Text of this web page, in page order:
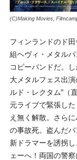
(C)Making Movies,
フィンランドのド
組ヘヴィ・メタル
コピーバンドだ。
大メタルフェス出
ルド・レクタム”（
元ライブで緊張し
え無く解散。さら
の事故死。盗んだ
新ドラマーを誘拐
ェーへ！両国の警